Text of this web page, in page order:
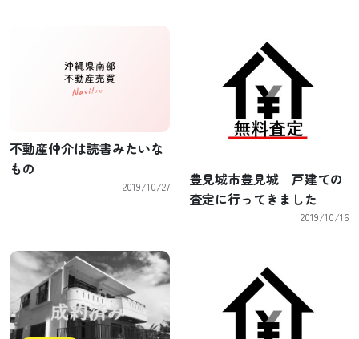
不動産仲介は読書みたいな
もの
2019/10/27
豊見城市豊見城 戸建ての
査定に行ってきました
2019/10/16